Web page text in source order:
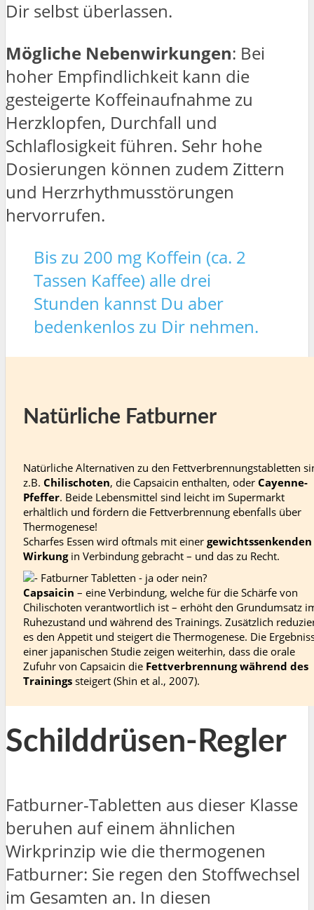
Dir selbst überlassen.
Mögliche Nebenwirkungen: Bei
hoher Empfindlichkeit kann die
gesteigerte Koffeinaufnahme zu
Herzklopfen, Durchfall und
Schlaflosigkeit führen. Sehr hohe
Dosierungen können zudem Zittern
und Herzrhythmusstörungen
hervorrufen.
Bis zu 200 mg Koffein (ca. 2
Tassen Kaffee) alle drei
Stunden kannst Du aber
bedenkenlos zu Dir nehmen.
Natürliche Fatburner
Natürliche Alternativen zu den Fettverbrennungstabletten
z.B. Chilischoten, die Capsaicin enthalten, oder Cayenne-
Pfeffer. Beide Lebensmittel sind leicht im Supermarkt
erhältlich und fördern die Fettverbrennung ebenfalls über
Thermogenese!
Scharfes Essen wird oftmals mit einer gewichtssenkenden
Wirkungin Verbindung gebracht – und das zu Recht.
Capsaicin – eine Verbindung, welche für die Schärfe von
Chilischoten verantwortlich ist – erhöht den Grundumsatz
Ruhezustand und während des Trainings. Zusätzlich
es den Appetit und steigert die Thermogenese. Die
einer japanischen Studie zeigen weiterhin, dass die orale
Zufuhr von Capsaicin die Fettverbrennung während des
Trainings steigert (Shin et al., 2007).
Schilddrüsen-Regler
Fatburner-Tabletten aus dieser Klasse
beruhen auf einem ähnlichen
Wirkprinzip wie die thermogenen
Fatburner: Sie regen den Stoffwechsel
im Gesamten an. In diesen